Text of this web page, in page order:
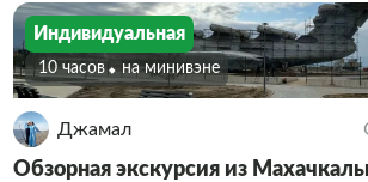
Индивидуальная
10 часов На минивэне
Джамал
Обзорная экскурсия из